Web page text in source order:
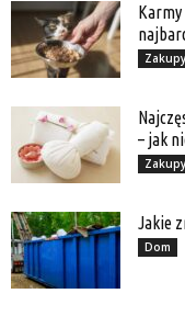
Karmy
Zakupy
– jak
Zakupy
Jakie
Dom